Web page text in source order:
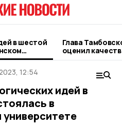
в шестой
Глава
оценил
Жердевской
12:54
идей в
в